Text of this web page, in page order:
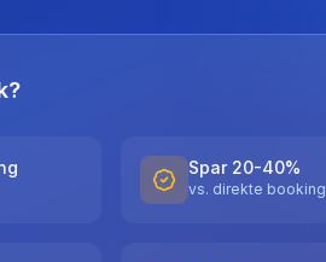
Spar 20-40%
vs. direkte booking